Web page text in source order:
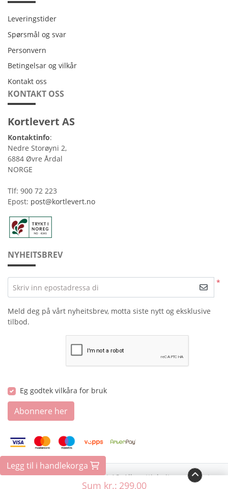
Sum kr.: 299,00
Legg til i handlekorga
Leveringstider
Leveringstider
Spørsmål og svar
Personvern
Personvern
Betingelsar og vilkår
Betingelsar og vilkår
Kontakt oss
Kontakt oss
KONTAKT OSS
Kortlevert AS
Kontaktinfo:
Nedre Storøyni 2,
6884 Øvre Årdal
NORGE
Tlf: 900 72 223
Epost: post@kortlevert.no
NYHEITSBREV
*
Skriv inn epostadressa di
Meld deg på vårt nyheitsbrev, motta siste nytt og eksklusive
tilbod.
Eg godtek vilkåra for bruk
Abonnere her
Copyright ©2026 Kortlevert AS. Alle rettigheitar reservert.